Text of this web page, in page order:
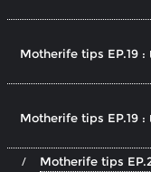
Motherife tips EP.19 :
Motherife tips EP.19 :
Motherife tips